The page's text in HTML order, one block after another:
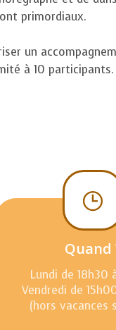
primordiaux.
un
à 10
Quand
Lundi de 18h30
Vendredi de
(hors vacances